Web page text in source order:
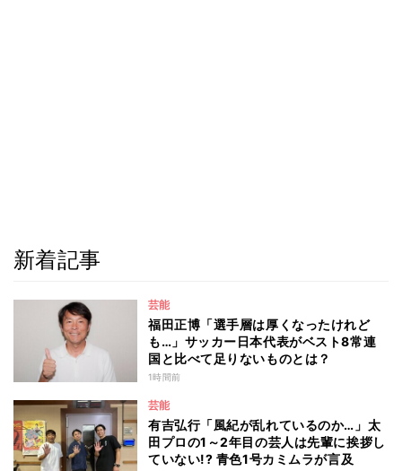
新着記事
芸能
福田正博「選手層は厚くなったけれど
も…」サッカー日本代表がベスト8常連
国と比べて足りないものとは？
1時間前
芸能
有吉弘行「風紀が乱れているのか…」太
田プロの1～2年目の芸人は先輩に挨拶し
ていない!? 青色1号カミムラが言及